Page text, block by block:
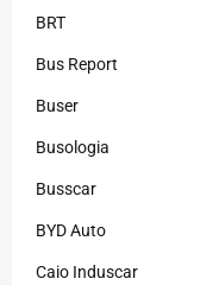
BRT
Bus Report
Buser
Busologia
Busscar
BYD Auto
Caio Induscar